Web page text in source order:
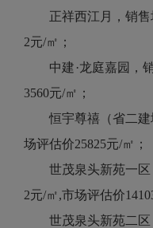
正祥西江月，销售
2元/㎡；
中建·龙庭嘉园，销
3560元/㎡；
恒宇尊禧（省二建
场评估价25825元/㎡；
世茂泉头新苑一区
2元/㎡,市场评估价
世茂泉头新苑二区